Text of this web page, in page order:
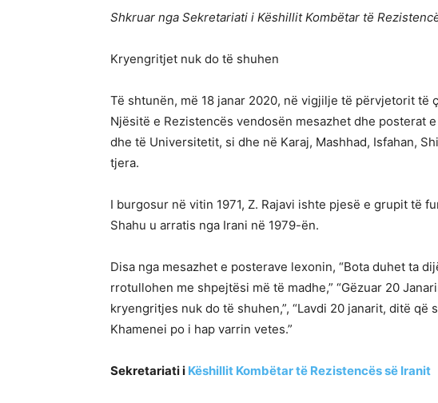
Shkruar nga Sekretariati i Këshillit Kombëtar të
Kryengritjet nuk do të shuhen
Të shtunën, më 18 janar 2020, në vigjilje të përvjetorit
Njësitë e Rezistencës vendosën mesazhet dhe posterat
dhe të Universitetit, si dhe në Karaj, Mashhad, Isfahan,
tjera.
I burgosur në vitin 1971, Z. Rajavi ishte pjesë e grupit të
Shahu u arratis nga Irani në 1979-ën.
Disa nga mesazhet e posterave lexonin, “Bota duhet ta
rrotullohen me shpejtësi më të madhe,” “Gëzuar 20
kryengritjes nuk do të shuhen,”, “Lavdi 20 janarit, ditë
Khamenei po i hap varrin vetes.”
Sekretariati i Këshillit Kombëtar të Rezistencës së Iranit